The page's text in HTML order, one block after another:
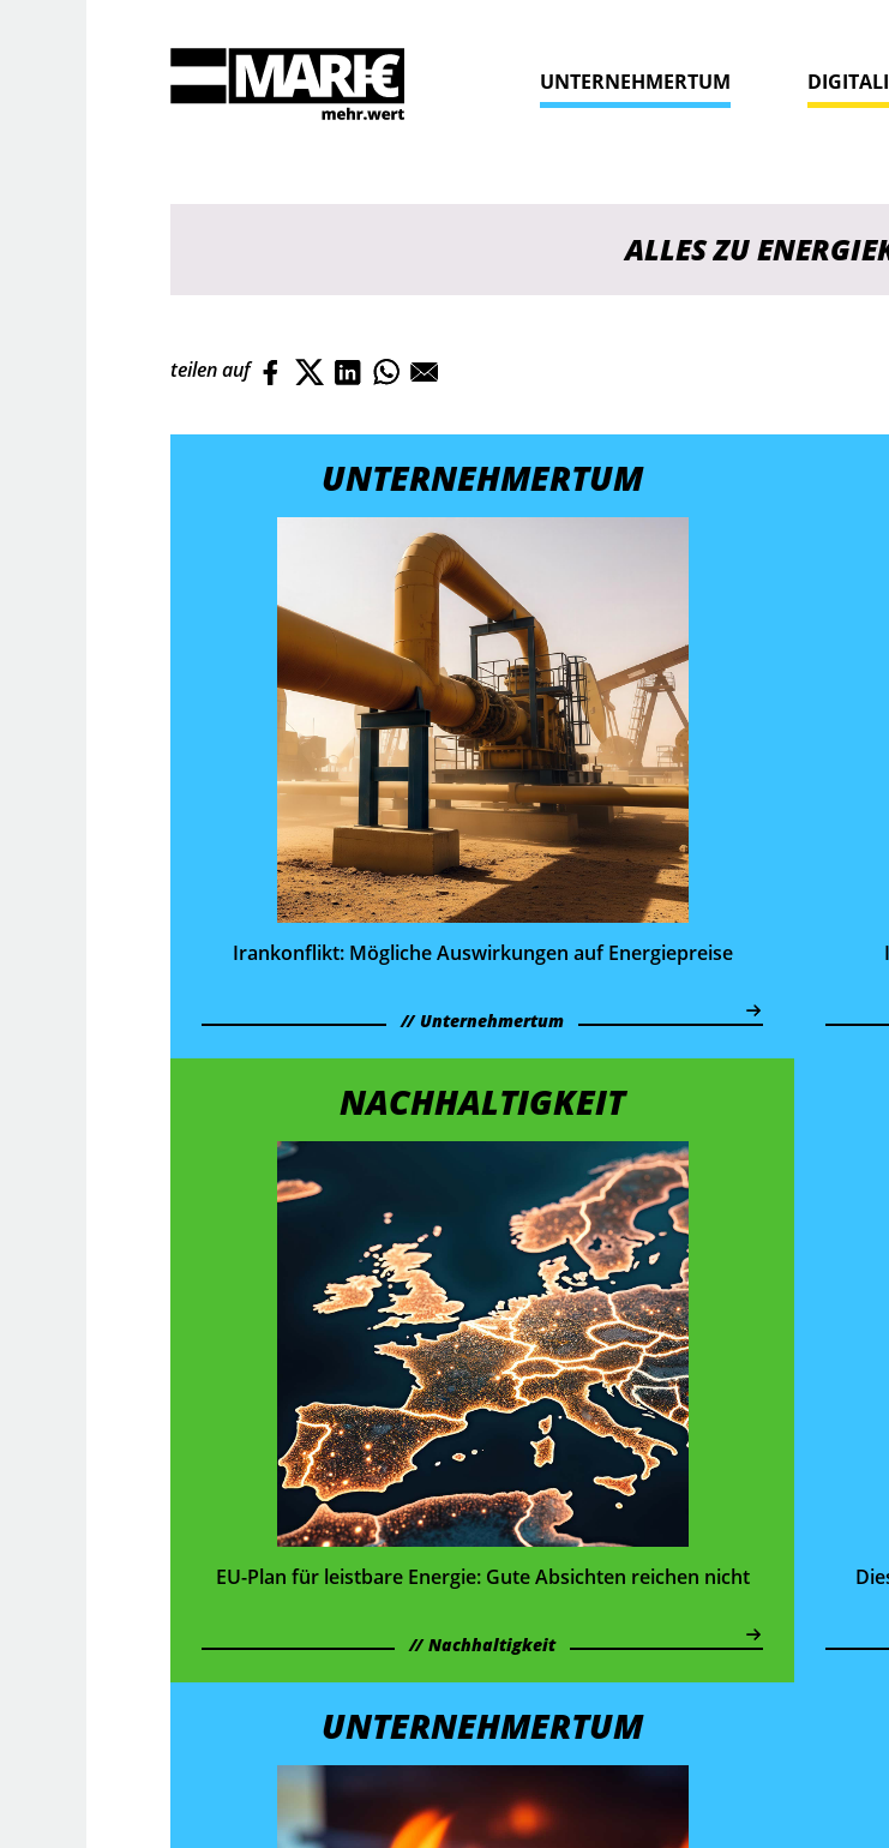
Suche
UNTERNEHMERTUM
ALLES ZU
teilen auf
UNTERNEHMERTUM
Irankonflikt: Mögliche Aus­wirkungen auf Energie­preise
Unternehmertum
NACHHALTIGKEIT
EU-Plan für leistbare Energie: Gute Absichten reichen nicht
Nachhaltigkeit
UNTERNEHMERTUM